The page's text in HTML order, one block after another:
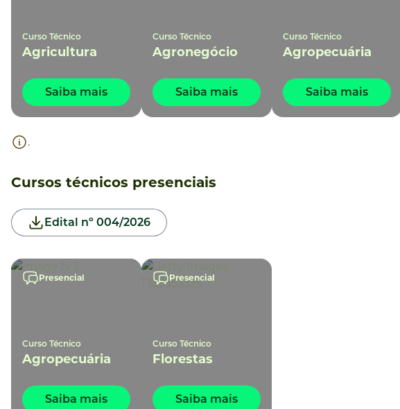
Curso Técnico
Agricultura
Saiba mais
Curso Técnico
Agronegócio
Saiba mais
Curso Técnico
Agropecuária
Saiba mais
.
Cursos técnicos presenciais
Edital nº 004/2026
Presencial
Curso Técnico
Agropecuária
Saiba mais
Presencial
Curso Técnico
Florestas
Saiba mais